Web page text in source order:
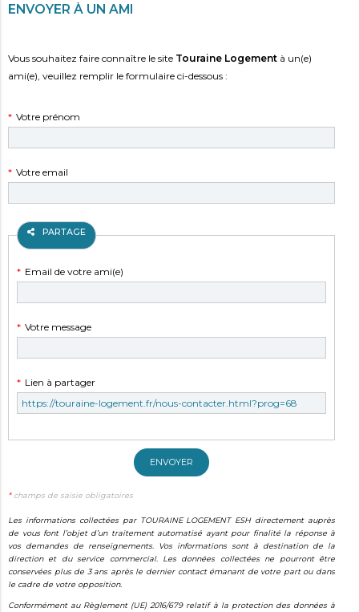
ENVOYER À UN AMI
Vous souhaitez faire connaître le site Touraine Logement à un(e)
ami(e), veuillez remplir le formulaire ci-dessous :
Champ
obligatoire
Votre prénom
*
Champ
obligatoire
Votre email
*
PARTAGE
Champ
obligatoire
Email de votre ami(e)
*
Champ
obligatoire
Votre message
*
Champ
obligatoire
Lien à partager
*
ENVOYER
*champs de saisie obligatoires
Les informations collectées par TOURAINE LOGEMENT ESH directement auprès
de vous font l’objet d’un traitement automatisé ayant pour finalité la réponse à
vos demandes de renseignements. Vos informations sont à destination de la
direction et du service commercial. Les données collectées ne pourront être
conservées plus de 3 ans après le dernier contact émanant de votre part ou dans
le cadre de votre opposition.
Conformément au Règlement (UE) 2016/679 relatif à la protection des données à